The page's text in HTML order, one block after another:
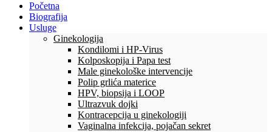
Početna
Biografija
Usluge
Ginekologija
Kondilomi i HP-Virus
Kolposkopija i Papa test
Male ginekološke intervencije
Polip grlića materice
HPV, biopsija i LOOP
Ultrazvuk dojki
Kontracepcija u ginekologiji
Vaginalna infekcija, pojačan sekret